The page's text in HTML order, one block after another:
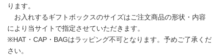
ります。
お入れするギフトボックスのサイズはご注文商品の形状・内容
により当サイトで指定させていただきます。
※HAT・CAP・BAGはラッピング不可となります。予めご了承くだ
さい。